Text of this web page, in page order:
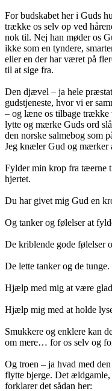
For budskabet her i Guds
trække os selv op ved
nok til. Nej han møder os
ikke som en tyndere,
eller en der har været på
til at sige fra.
Den djævel – ja hele
gudstjeneste, hvor vi er
– og læne os tilbage trække
lytte og mærke Guds ord
den norske salmebog som
Jeg knæler Gud og mærker
Fylder min krop fra tæerne
hjertet.
Du har givet mig Gud en
Og tanker og følelser at
De kriblende gode følelser
De lette tanker og de tunge.
Hjælp med mig at være
Hjælp mig med at holde
Smukkere og enklere kan
om mere… for os selv og
Og troen – ja hvad med
flytte bjerge. Det
forklarer det sådan her: